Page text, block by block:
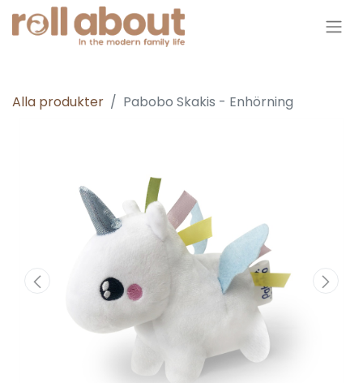
Alla produkter Pabobo Skakis - Enhörning